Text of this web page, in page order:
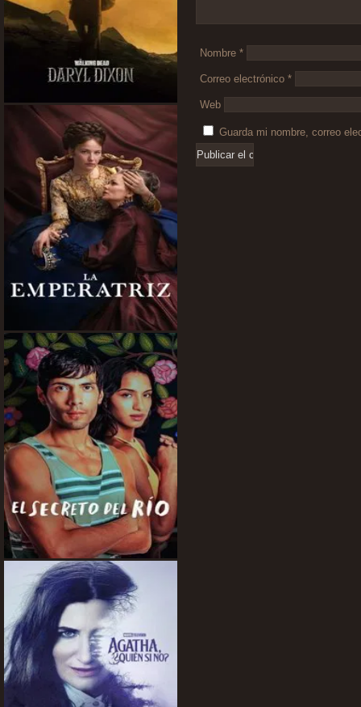
Nombre *
Correo electrónico *
Web
Guarda mi nombre, correo